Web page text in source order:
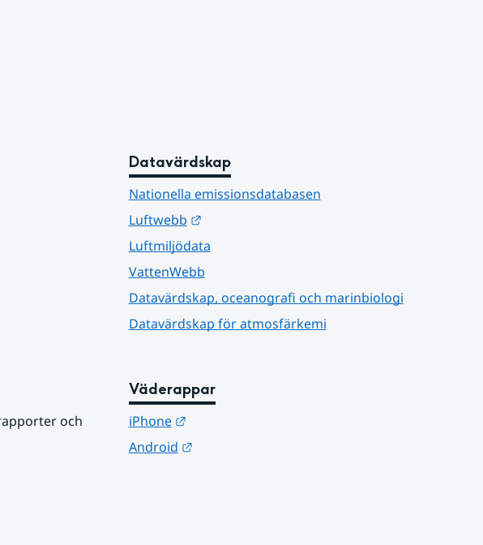
Datavärdskap
Nationella emissionsdatabasen
Luftwebb
Länk till annan webbplats.
Luftmiljödata
VattenWebb
Datavärdskap, oceanografi och marinbiologi
Datavärdskap för atmosfärkemi
och
Väderappar
iPhone
Länk till annan webbplats.
Android
Länk till annan webbplats.